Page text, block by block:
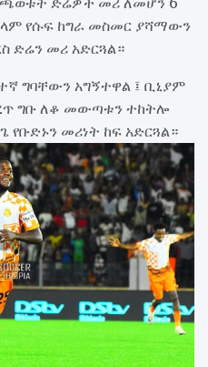
የሱፍ ከግራ መስመር ያሻማውን
ድሬን መሪ አድርጓል።
ግባቸውን አግኝተዋል ፤ ቢኒያም
ግቡ ለቆ መውጣቱን ተከትሎ
መሪነት ከፍ አድርጓል።